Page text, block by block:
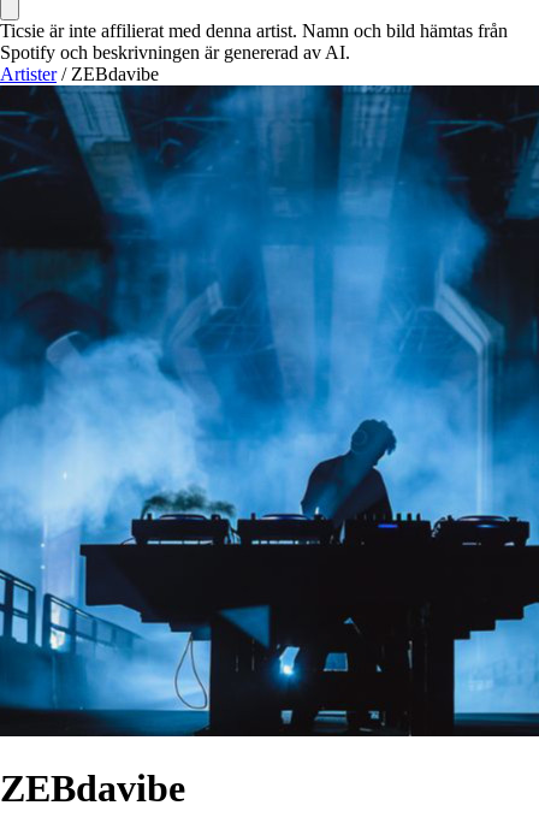
Ticsie är inte affilierat med denna artist. Namn och bild hämtas från
Spotify och beskrivningen är genererad av AI.
Artister / ZEBdavibe
ZEBdavibe